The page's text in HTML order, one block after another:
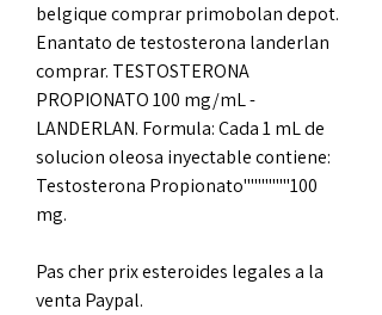
belgique comprar primobolan depot.
Enantato de testosterona landerlan
comprar. TESTOSTERONA
PROPIONATO 100 mg/mL -
LANDERLAN. Formula: Cada 1 mL de
solucion oleosa inyectable contiene:
Testosterona Propionato'''''''''''''100
mg.
Pas cher prix esteroides legales a la
venta Paypal.